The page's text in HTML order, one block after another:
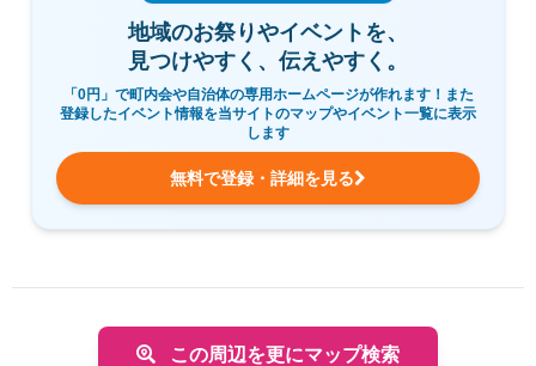
地域のお祭りやイベントを、
見つけやすく、伝えやすく。
「0円」で町内会や自治体の専用ホームページが作れます！また
登録したイベント情報を当サイトのマップやイベント一覧に表示
します
無料で登録・詳細を見る
この周辺を更にマップ検索